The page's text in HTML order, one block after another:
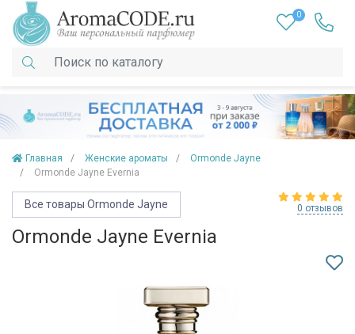
0
Главная Женские ароматы
Ormonde Jayne
Ormonde Jayne Evernia
Все товары Ormonde Jayne 0 отзывов
Ormonde Jayne Evernia